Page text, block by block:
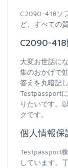
C2090-418ソ
ど、すべての
C2090-418
大変お世話に
集のおかげで
答えを丸暗記
Testpassport
りたいです。
クです。
個人情報保
Testpassport
しています。